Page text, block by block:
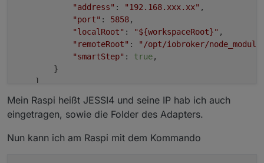
"address" : "192.168.xxx.xx" ,
"port" : 5858,
"localRoot" : "${workspaceRoot}" ,
"remoteRoot" :
"/opt/iobroker/
"smartStep" : true,
        }
    ]
Mein Raspi heißt JESSI4 und seine IP hab ich auch
eingetragen, sowie die Folder des Adapters.
Nun kann ich am Raspi mit dem Kommando